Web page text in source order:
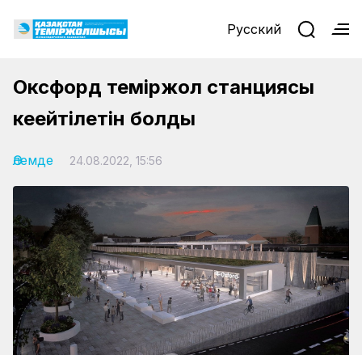
Русский
Оксфорд теміржол станциясы
кеңейтілетін болды
Әлемде 24.08.2022, 15:56